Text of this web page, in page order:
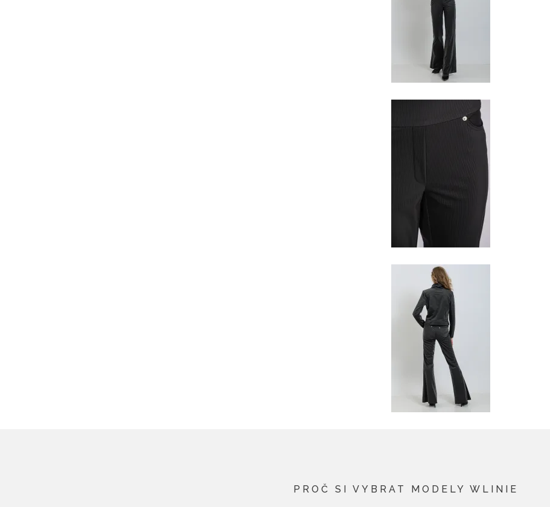
PROČ SI VYBRAT MODELY WLINIE